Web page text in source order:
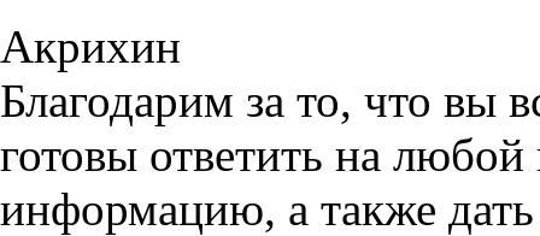
Акрихин
Благодарим за то, что вы
готовы ответить на
информацию, а также